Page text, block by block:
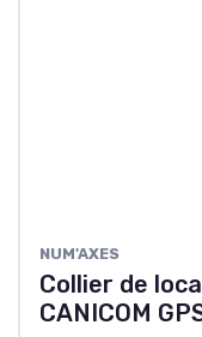
NUM'AXES
Collier de
CANICOM